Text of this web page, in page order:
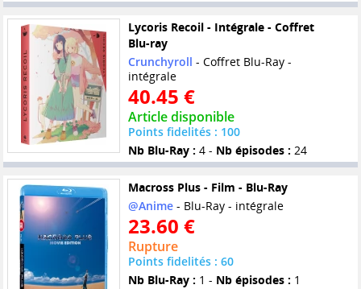
Lycoris Recoil - Intégrale - Coffret
Blu-ray
Crunchyroll - Coffret Blu-Ray -
intégrale
40.45 €
Article disponible
Points fidelités : 100
Nb Blu-Ray : 4 - Nb épisodes : 24
Macross Plus - Film - Blu-Ray
@Anime- Blu-Ray - intégrale
23.60 €
Rupture
Points fidelités : 60
Nb Blu-Ray : 1 - Nb épisodes : 1